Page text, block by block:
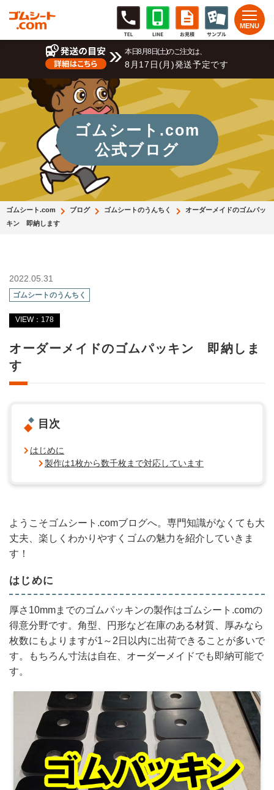
本日8月8日(土)のご注文は、
8月17日(月)発送予定です
ゴムシート.com
公式ブログ
ゴムシート.com ブログ ゴムシートのうんちく
オーダーメイドのゴムパッ
キン 即納します
2022.05.31
ゴムシートのうんちく
VIEW：178
オーダーメイドのゴムパッキン 即納しま
す
目次
はじめに
製作は1枚から数千枚まで対応しています
ようこそゴムシート.comブログへ。専門知識がなくても大
丈夫、楽しくわかりやすくゴムの魅力を紹介していきま
す！
はじめに
厚さ10mmまでのゴムパッキンの製作はゴムシート.comの
得意分野です。角型、円形など在庫のある材質、厚みなら
枚数にもよりますが1～2日以内に出荷できることが多いで
す。もちろん寸法は自在、オーダーメイドでも即納可能で
す。